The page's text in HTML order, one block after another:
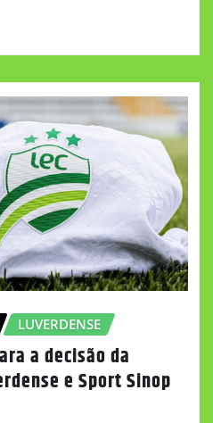
LUVERDENSE
a decisão da
e Sport Sinop